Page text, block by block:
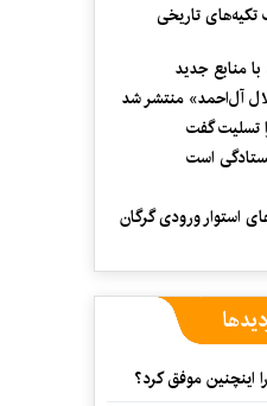
تکیه‌های تاریخی
منابع جدید
آل‌احمد» منتشر شد
تسلیت گفت
است
استوار ورودی گرگان
اینچنین موفق کرد؟